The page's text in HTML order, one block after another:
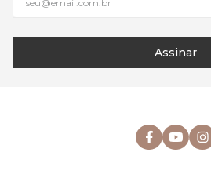
Assinar